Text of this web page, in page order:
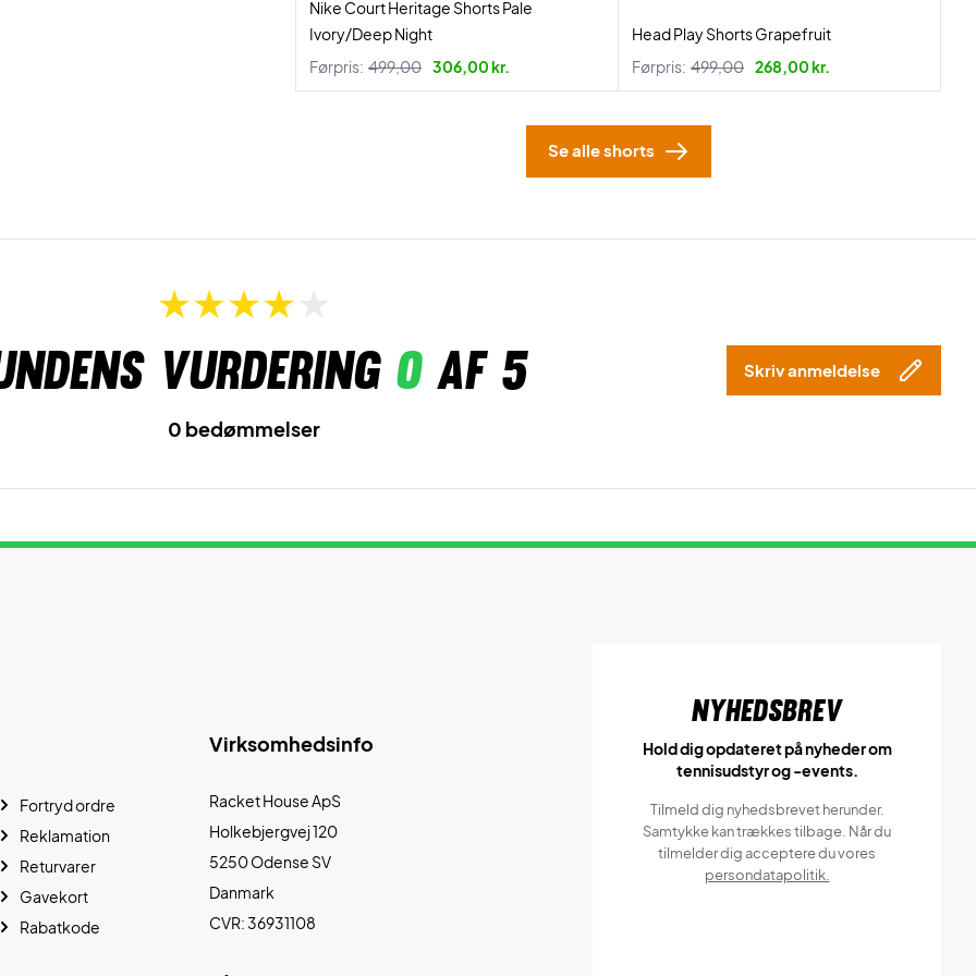
Nike Court Heritage Shorts Pale
Ivory/Deep Night
Førpris: 499,00 306,00 kr.
Head Play Shorts Grapefruit
Førpris: 499,00 268,00 kr.
Se alle shorts
vurdering 0af 5 Skriv anmeldelse
0 bedømmelser
Virksomhedsinfo
Racket House ApS
Holkebjergvej 120
5250 Odense SV
Danmark
CVR: 36931108
Fortryd ordre
Reklamation
Returvarer
Gavekort
Rabatkode
Nyhedsbrev
Hold dig opdateret på nyheder om
tennisudstyr og -events.
Tilmeld dig nyhedsbrevet herunder.
Samtykke kan trækkes tilbage. Når du
tilmelder dig acceptere du vores
persondatapolitik.